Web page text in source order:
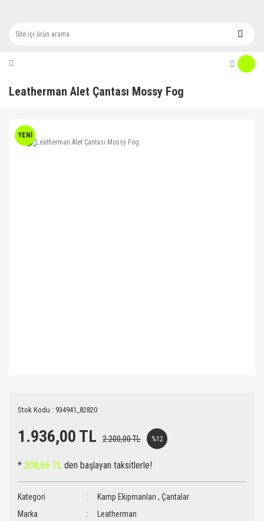
Leatherman Alet Çantası Mossy Fog
YENİ
Stok Kodu : 934941_82820
1.936,00 TL 2.200,00 TL %12
* 208,66 TL den başlayan taksitlerle!
Kategori Kamp Ekipmanları ,Çantalar
Marka
Leatherman